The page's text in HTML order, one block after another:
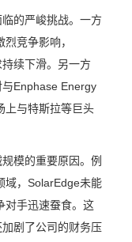
的严峻挑战。一方
竞争影响，
续下滑。另一方
Enphase Energy
上与特斯拉等巨头
模的重要原因。例
域，SolarEdge未能
对手迅速蚕食。这
剧了公司的财务压